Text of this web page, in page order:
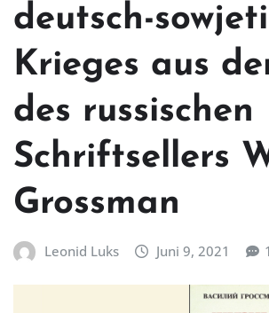
deutsch-
Krieges aus
des russischen
Schriftsellers
Grossman
Leonid Luks Juni 9, 2021 1